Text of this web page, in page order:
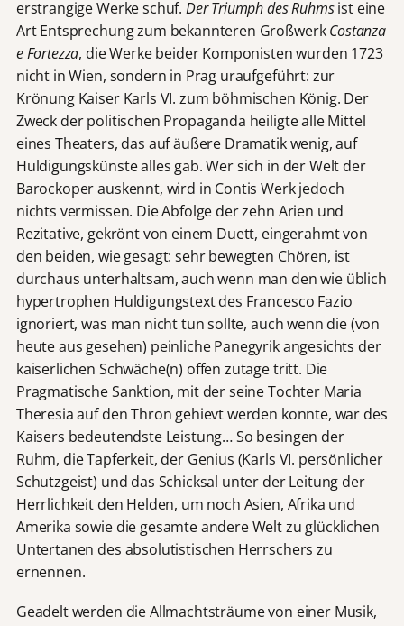
erstrangige Werke schuf. Der Triumph des Ruhmsist eine
Art Entsprechung zum bekannteren GroßwerkCostanza
e Fortezza, die Werke beider Komponisten wurden 1723
nicht in Wien, sondern in Prag uraufgeführt: zur
Krönung Kaiser Karls VI. zum böhmischen König. Der
Zweck der politischen Propaganda heiligte alle Mittel
eines Theaters, das auf äußere Dramatik wenig, auf
Huldigungskünste alles gab. Wer sich in der Welt der
Barockoper auskennt, wird in Contis Werk jedoch
nichts vermissen. Die Abfolge der zehn Arien und
Rezitative, gekrönt von einem Duett, eingerahmt von
den beiden, wie gesagt: sehr bewegten Chören, ist
durchaus unterhaltsam, auch wenn man den wie üblich
hypertrophen Huldigungstext des Francesco Fazio
ignoriert, was man nicht tun sollte, auch wenn die (von
heute aus gesehen) peinliche Panegyrik angesichts der
kaiserlichen Schwäche(n) offen zutage tritt. Die
Pragmatische Sanktion, mit der seine Tochter Maria
Theresia auf den Thron gehievt werden konnte, war des
Kaisers bedeutendste Leistung… So besingen der
Ruhm, die Tapferkeit, der Genius (Karls VI. persönlicher
Schutzgeist) und das Schicksal unter der Leitung der
Herrlichkeit den Helden, um noch Asien, Afrika und
Amerika sowie die gesamte andere Welt zu glücklichen
Untertanen des absolutistischen Herrschers zu
ernennen.
Geadelt werden die Allmachtsträume von einer Musik,